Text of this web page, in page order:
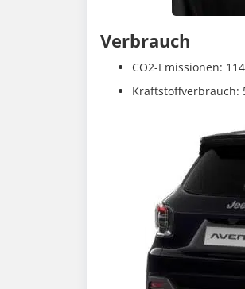
Verbrauch
CO2-Emissionen:
Kraftstoffverbrauch: